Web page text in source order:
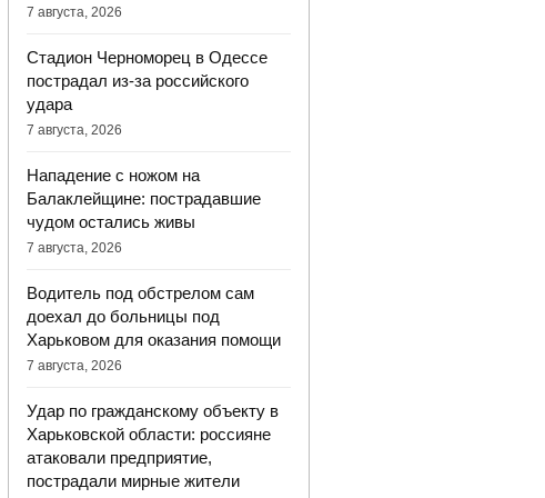
7 августа, 2026
Стадион Черноморец в Одессе
пострадал из-за российского
удара
7 августа, 2026
Нападение с ножом на
Балаклейщине: пострадавшие
чудом остались живы
7 августа, 2026
Водитель под обстрелом сам
доехал до больницы под
Харьковом для оказания помощи
7 августа, 2026
Удар по гражданскому объекту в
Харьковской области: россияне
атаковали предприятие,
пострадали мирные жители